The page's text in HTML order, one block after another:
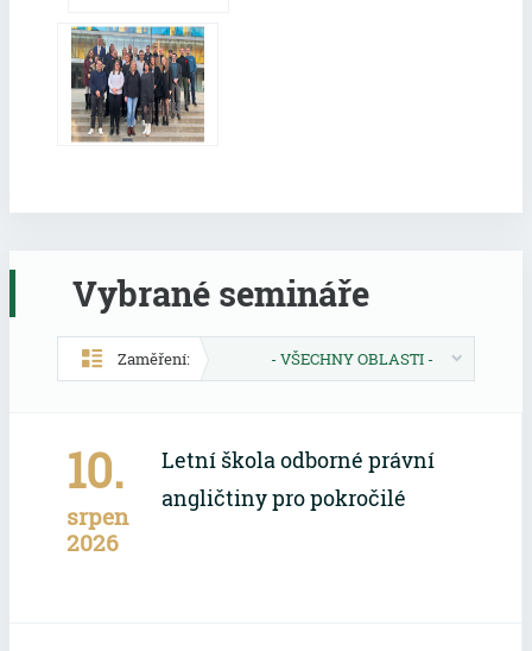
Vybrané semináře
- VŠECHNY OBLASTI -
Zaměření:
10.
srpen
2026
Letní škola odborné právní
angličtiny pro pokročilé